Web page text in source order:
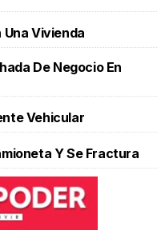
Una Vivienda
De Negocio En
Vehicular
Y Se Fractura